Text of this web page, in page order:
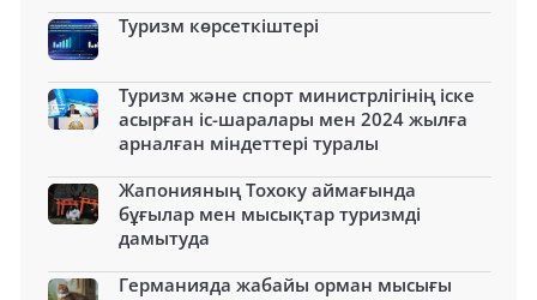
Туризм көрсеткіштері
Туризм және спорт министрлігінің іске
асырған іс-шаралары мен 2024 жылға
арналған міндеттері туралы
Жапонияның Тохоку аймағында
бұғылар мен мысықтар туризмді
дамытуда
Германияда жабайы орман мысығы